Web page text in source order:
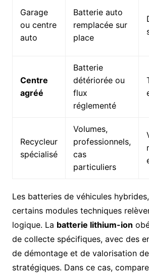
Garage
ou centre
auto
Batterie auto
remplacée sur
place
Centre
agréé
Batterie
détériorée ou
flux
réglementé
Recycleur
spécialisé
Volumes,
professionnels,
cas
particuliers
Les batteries de véhicules
certains modules techniques
logique. La batterie lithium-ion
de collecte spécifiques, avec des
de démontage et de valorisation
stratégiques. Dans ce cas,